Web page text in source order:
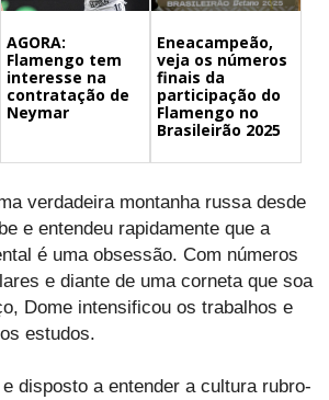
AGORA:
Flamengo tem
interesse na
contratação de
Neymar
Eneacampeão,
veja os números
finais da
participação do
Flamengo no
Brasileirão 2025
verdadeira montanha russa desde
e entendeu rapidamente que a
é uma obsessão. Com números
e diante de uma corneta que soa
Dome intensificou os trabalhos e
estudos.
disposto a entender a cultura rubro-